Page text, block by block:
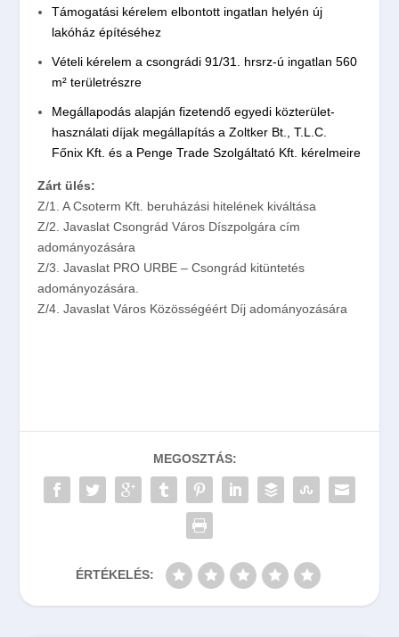
Támogatási kérelem elbontott ingatlan helyén új
lakóház építéséhez
Vételi kérelem a csongrádi 91/31. hrsrz-ú ingatlan 560
m² területrészre
Megállapodás alapján fizetendő egyedi közterület-
használati díjak megállapítás a Zoltker Bt., T.L.C.
Főnix Kft. és a Penge Trade Szolgáltató Kft. kérelmeire
Zárt ülés:
Z/1. A Csoterm Kft. beruházási hitelének kiváltása
Z/2. Javaslat Csongrád Város Díszpolgára cím
adományozására
Z/3. Javaslat PRO URBE – Csongrád kitüntetés
adományozására.
Z/4. Javaslat Város Közösségéért Díj adományozására
MEGOSZTÁS:
ÉRTÉKELÉS: